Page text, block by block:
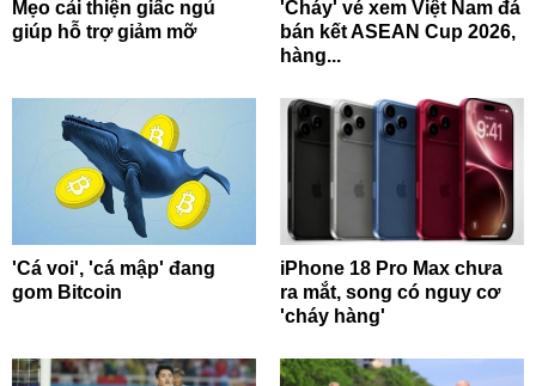
Mẹo cải thiện giấc ngủ
giúp hỗ trợ giảm mỡ
'Cháy' vé xem Việt Nam đá
bán kết ASEAN Cup 2026,
hàng...
'Cá voi', 'cá mập' đang
gom Bitcoin
iPhone 18 Pro Max chưa
ra mắt, song có nguy cơ
'cháy hàng'